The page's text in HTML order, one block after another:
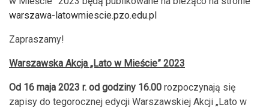
warszawa-latowmiescie.pzo.edu.pl
Zapraszamy!
Warszawska Akcja „Lato w Mieście” 2023
Od 16 maja 2023 r. od godziny 16.00 rozpoczynają się
zapisy do tegorocznej edycji Warszawskiej Akcji „Lato w